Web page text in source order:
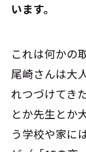
います。
これは何かの
尾崎さんは大
れつづけてき
とか先生とか
う学校や家に